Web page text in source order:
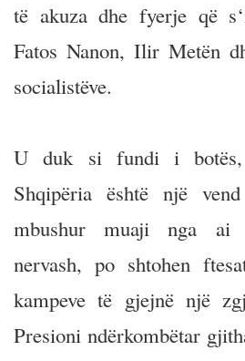
të akuza dhe fyerje që
Fatos Nanon, Ilir Metën
socialistëve.
U duk si fundi i
Shqipëria është një
mbushur muaji nga ai
nervash, po shtohen
kampeve të gjejnë një
Presioni ndërkombëtar